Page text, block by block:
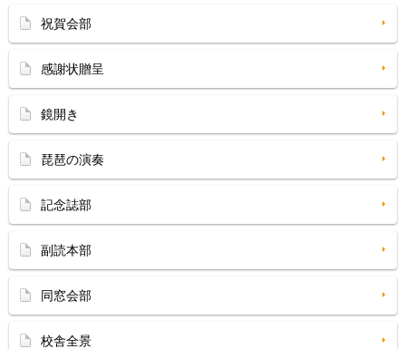
祝賀会部
感謝状贈呈
鏡開き
琵琶の演奏
記念誌部
副読本部
同窓会部
校舎全景